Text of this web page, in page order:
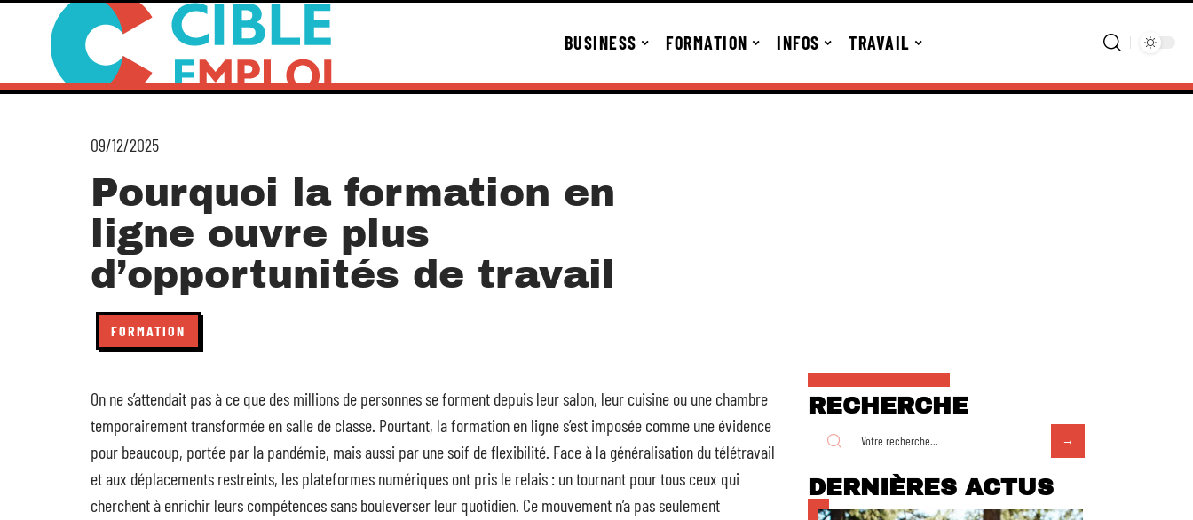
BUSINESS FORMATION INFOS TRAVAIL
09/12/2025
Pourquoi la formation en
ligne ouvre plus
d’opportunités de travail
FORMATION
On ne s’attendait pas à ce que des millions de personnes se forment depuis leur salon, leur cuisine ou une chambre
temporairement transformée en salle de classe. Pourtant, la formation en ligne s’est imposée comme une évidence
pour beaucoup, portée par la pandémie, mais aussi par une soif de flexibilité. Face à la généralisation du télétravail
et aux déplacements restreints, les plateformes numériques ont pris le relais : un tournant pour tous ceux qui
cherchent à enrichir leurs compétences sans bouleverser leur quotidien. Ce mouvement n’a pas seulement
RECHERCHE
DERNIÈRES ACTUS